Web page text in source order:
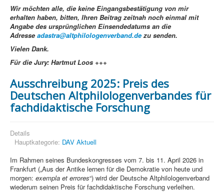
Wir möchten alle, die keine Eingangsbestätigung von mir
erhalten haben, bitten, Ihren Beitrag zeitnah noch einmal mit
Angabe des ursprünglichen Einsendedatums an die
Adresse adastra@altphilologenverband.dezu senden.
Vielen Dank.
Für die Jury: Hartmut Loos +++
Ausschreibung 2025: Preis des
Deutschen Altphilologenverbandes für
fachdidaktische Forschung
Details
Hauptkategorie: DAV Aktuell
Im Rahmen seines Bundeskongresses vom 7. bis 11. April 2026 in
Frankfurt („Aus der Antike lernen für die Demokratie von heute und
morgen: exempla et errores“) wird der Deutsche Altphilologenverband
wiederum seinen Preis für fachdidaktische Forschung verleihen.